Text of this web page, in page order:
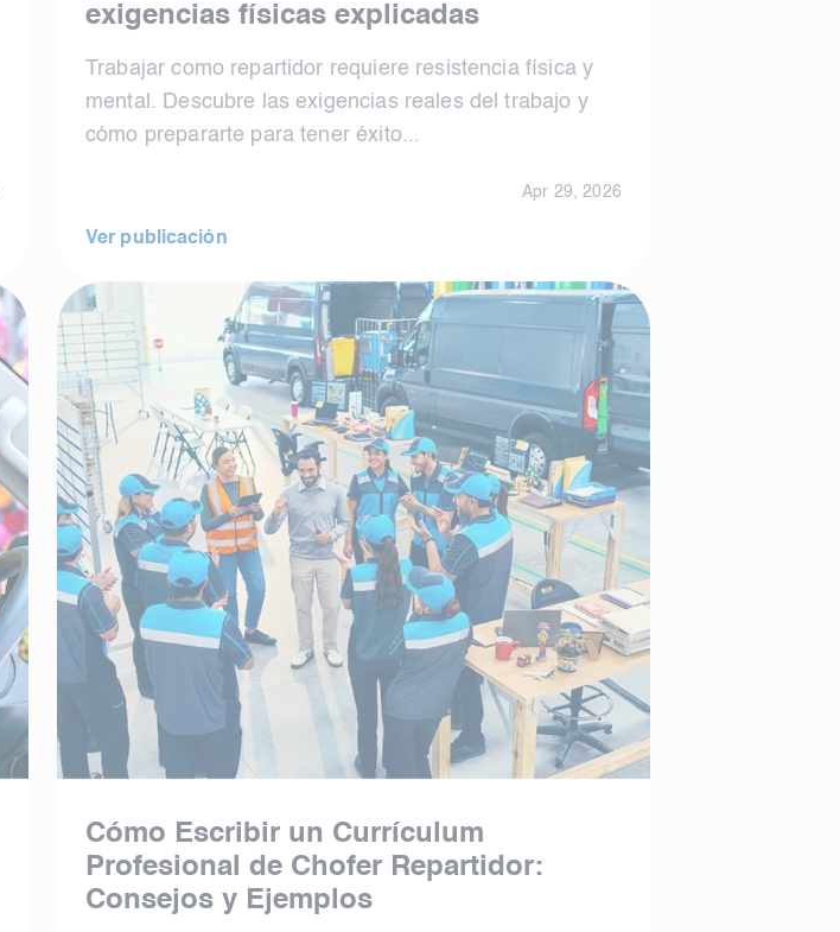
exigencias físicas explicadas
Trabajar como repartidor requiere resistencia física y
mental. Descubre las exigencias reales del trabajo y
cómo prepararte para tener éxito...
Apr 29, 2026
Ver publicación
Cómo Escribir un Currículum
Profesional de Chofer Repartidor:
Consejos y Ejemplos